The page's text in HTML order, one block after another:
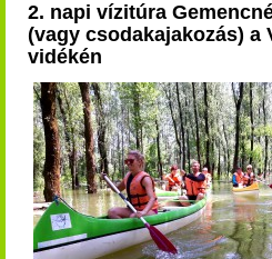
2. napi vízitúra
(vagy csodakajakozás) a
vidékén